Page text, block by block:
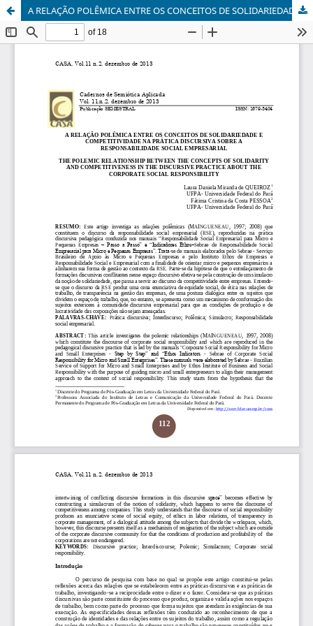
A RELAÇÃO POLÊMICA ENTRE OS CONCEITOS DE SOLIDARIEDADE E COMPETITIVIDADE NA PRÁTICA DISCURSIVA SOBRE A RESPONSABILIDADE SOCIAL EMPRESARIAL